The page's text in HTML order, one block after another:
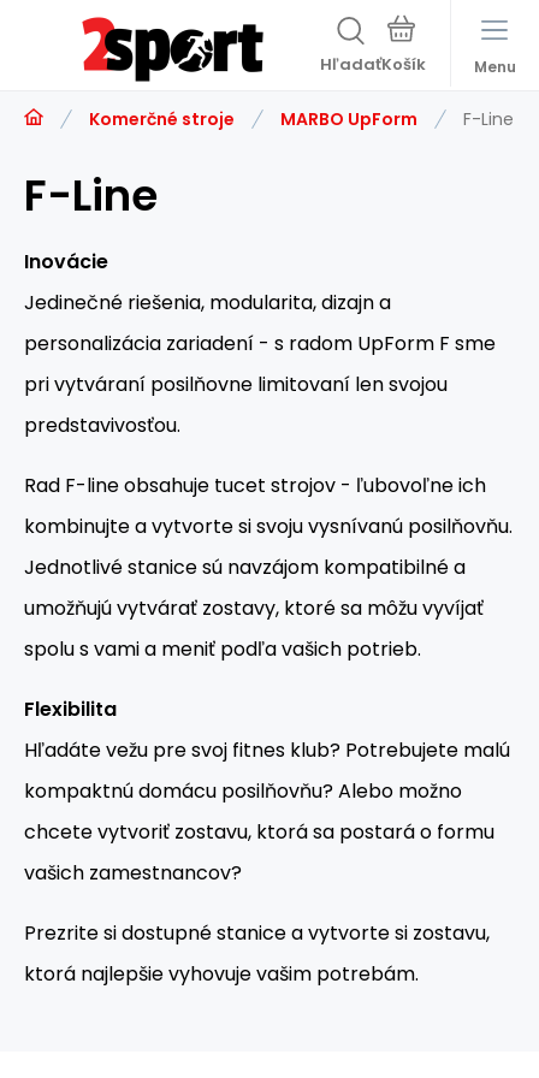
Hľadať Menu
Komerčné stroje MARBO UpForm F-Line
F-Line
Inovácie
Jedinečné riešenia, modularita, dizajn a
personalizácia zariadení - s radom UpForm F sme
pri vytváraní posilňovne limitovaní len svojou
predstavivosťou.
Rad F-line obsahuje tucet strojov - ľubovoľne ich
kombinujte a vytvorte si svoju vysnívanú posilňovňu.
Jednotlivé stanice sú navzájom kompatibilné a
umožňujú vytvárať zostavy, ktoré sa môžu vyvíjať
spolu s vami a meniť podľa vašich potrieb.
Flexibilita
Hľadáte vežu pre svoj fitnes klub? Potrebujete malú
kompaktnú domácu posilňovňu? Alebo možno
chcete vytvoriť zostavu, ktorá sa postará o formu
vašich zamestnancov?
Prezrite si dostupné stanice a vytvorte si zostavu,
ktorá najlepšie vyhovuje vašim potrebám.